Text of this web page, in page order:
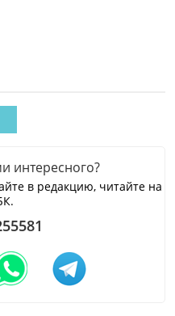
интересного?
в редакцию, читайте на